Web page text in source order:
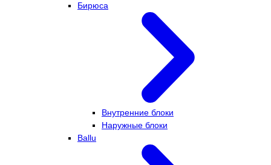
Бирюса
Внутренние блоки
Наружные блоки
Ballu